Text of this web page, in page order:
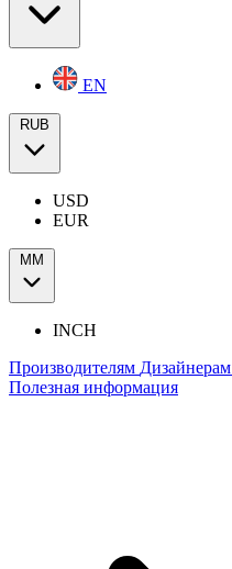
EN
RUB
USD
EUR
ММ
INCH
Производителям Дизайнерам
Полезная информация